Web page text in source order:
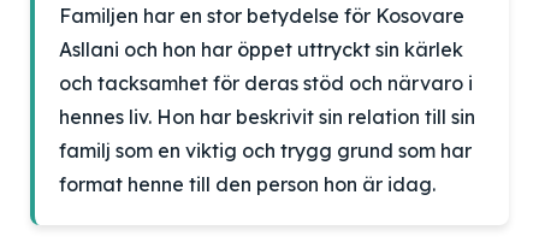
Familjen har en stor betydelse för Kosovare
Asllani och hon har öppet uttryckt sin kärlek
och tacksamhet för deras stöd och närvaro i
hennes liv. Hon har beskrivit sin relation till sin
familj som en viktig och trygg grund som har
format henne till den person hon är idag.